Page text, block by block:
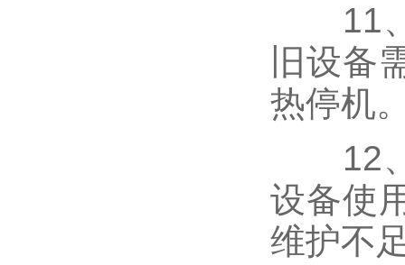
11、
旧设备
热停机
12、
设备使
维护不